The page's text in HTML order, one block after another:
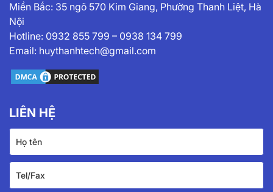
Miền Bắc: 35 ngõ 570 Kim Giang, Phường Thanh Liệt, Hà
Nội
Hotline: 0932 855 799 – 0938 134 799
Email: huythanhtech@gmail.com
LIÊN HỆ